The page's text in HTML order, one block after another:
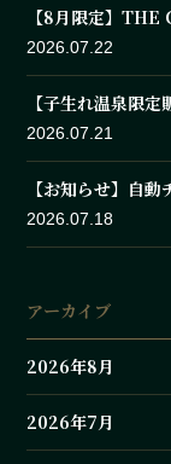
【8月限定】
2026.07.22
【子生れ温泉限
2026.07.21
【お知らせ】自
2026.07.18
アーカイブ
2026年8月
2026年7月